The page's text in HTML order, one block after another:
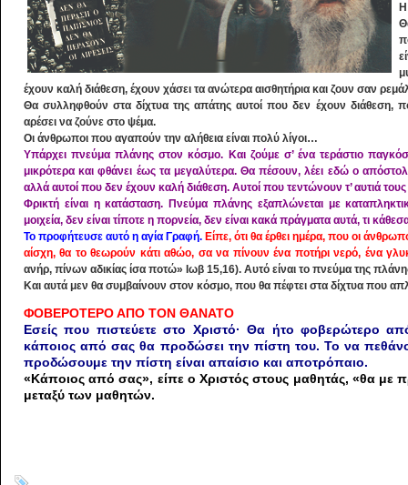
έχουν καλή διάθεση, έχουν χάσει τα ανώτερα αισθητήρια και ζουν σαν
Θα συλληφθούν στα δίχτυα της απάτης αυτοί που δεν έχουν διάθεση,
αρέσει να ζούνε στο ψέμα.
Οι άνθρωποι που αγαπούν την αλήθεια είναι πολύ λίγοι…
Υπάρχει πνεύμα πλάνης στον κόσμο. Και ζούμε σ’ ένα τεράστιο
μικρότερα και φθάνει έως τα μεγαλύτερα. Θα πέσουν, λέει εδώ ο
αλλά αυτοί που δεν έχουν καλή διάθεση. Αυτοί που τεντώνουν τ’ αυτιά
Φρικτή είναι η κατάσταση. Πνεύμα πλάνης εξαπλώνεται με
μοιχεία, δεν είναι τίποτε η πορνεία, δεν είναι κακά πράγματα αυτά, τι
Το προφήτευσε αυτό η αγία Γραφή. Είπε, ότι θα έρθει ημέρα, που οι
αίσχη, θα το θεωρούν κάτι αθώο, σα να πίνουν ένα ποτήρι νερό, ένα
ανήρ, πίνων αδικίας ίσα ποτώ» Ιωβ 15,16). Αυτό είναι το πνεύμα της
Και αυτά μεν θα συμβαίνουν στον κόσμο, που θα πέφτει στα δίχτυα που
ΦΟΒΕΡΟΤΕΡΟ ΑΠΟ ΤΟΝ ΘΑΝΑΤΟ
Εσείς που πιστεύετε στο Χριστό· Θα ήτο φοβερώτερο
κάποιος από σας θα προδώσει την πίστη του. Το να
προδώσουμε την πίστη είναι απαίσιο και αποτρόπαιο.
«Κάποιος από σας», είπε ο Χριστός στους μαθητάς, «θα με
μεταξύ των μαθητών.